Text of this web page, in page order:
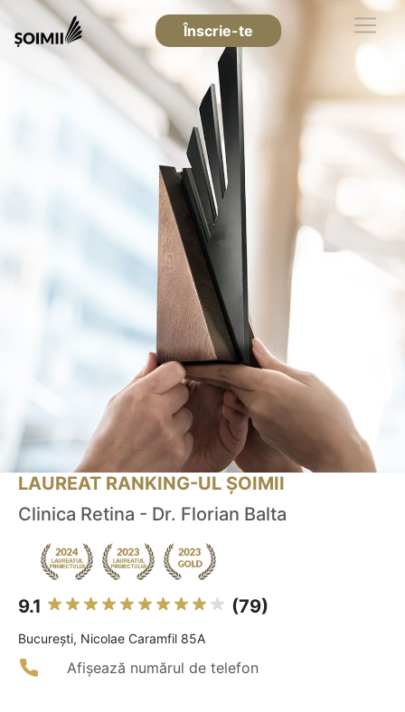
Înscrie-te
LAUREAT RANKING-UL ȘOIMII
Clinica Retina - Dr. Florian Balta
9.1 (79)
Bucureşti, Nicolae Caramfil 85A
Afișează numărul de telefon